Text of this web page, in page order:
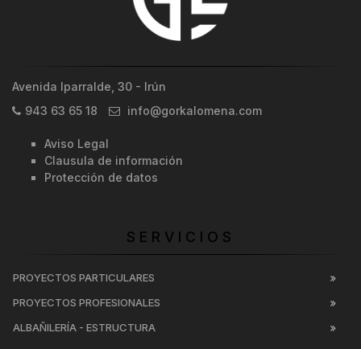
Avenida Iparralde, 30 - Irún
943 63 65 18
info@gorkalomena.com
Aviso Legal
Clausula de información
Protección de datos
SERVICIOS
PROYECTOS PARTICULARES
PROYECTOS PROFESIONALES
ALBAÑILERÍA - ESTRUCTURA